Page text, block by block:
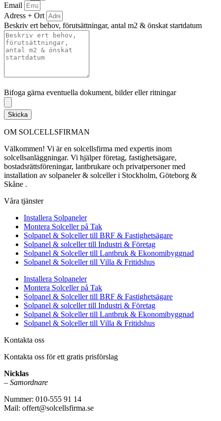
Email
Adress + Ort
Beskriv ert behov, förutsättningar, antal m2 & önskat startdatum
Bifoga gärna eventuella dokument, bilder eller ritningar
Skicka
OM SOLCELLSFIRMAN
Välkommen! Vi är en solcellsfirma med expertis inom
solcellsanläggningar. Vi hjälper företag, fastighetsägare,
bostadsrättsföreningar, lantbrukare och privatpersoner med
installation av solpaneler & solceller i Stockholm, Göteborg &
Skåne .
Våra tjänster
Installera Solpaneler
Montera Solceller på Tak
Solpanel & Solceller till BRF & Fastighetsägare
Solpanel & solceller till Industri & Företag
Solpanel & Solceller till Lantbruk & Ekonomibyggnad
Solpanel & Solceller till Villa & Fritidshus
Installera Solpaneler
Montera Solceller på Tak
Solpanel & Solceller till BRF & Fastighetsägare
Solpanel & solceller till Industri & Företag
Solpanel & Solceller till Lantbruk & Ekonomibyggnad
Solpanel & Solceller till Villa & Fritidshus
Kontakta oss
Kontakta oss för ett gratis prisförslag
Nicklas
– Samordnare
Nummer: 010-555 91 14
Mail: offert@solcellsfirma.se